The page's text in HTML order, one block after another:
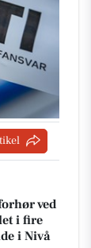
ved
i fire
i Nivå